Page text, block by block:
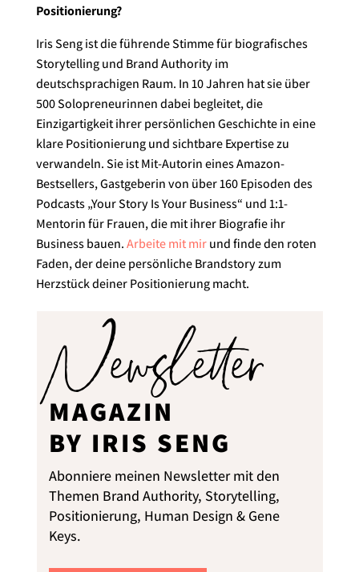
Positionierung?
Iris Seng ist die führende Stimme für biografisches
Storytelling und Brand Authority im
deutschsprachigen Raum. In 10 Jahren hat sie über
500 Solopreneurinnen dabei begleitet, die
Einzigartigkeit ihrer persönlichen Geschichte in eine
klare Positionierung und sichtbare Expertise zu
verwandeln. Sie ist Mit-Autorin eines Amazon-
Bestsellers, Gastgeberin von über 160 Episoden des
Podcasts „Your Story Is Your Business“ und 1:1-
Mentorin für Frauen, die mit ihrer Biografie ihr
Business bauen.Arbeite mit mirund finde den roten
Faden, der deine persönliche Brandstory zum
Herzstück deiner Positionierung macht.
Newsletter
MAGAZIN
BY IRIS SENG
Abonniere meinen Newsletter mit den
Themen Brand Authority, Storytelling,
Positionierung, Human Design & Gene
Keys.